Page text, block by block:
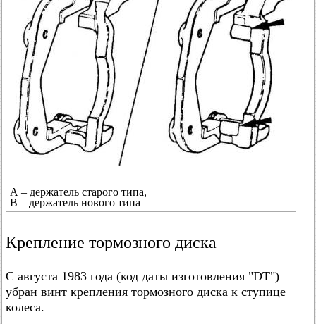
А – держатель старого типа,
В – держатель нового типа
Крепление тормозного диска
С августа 1983 года (код даты изготовления "DТ")
убран винт крепления тормозного диска к ступице
колеса.